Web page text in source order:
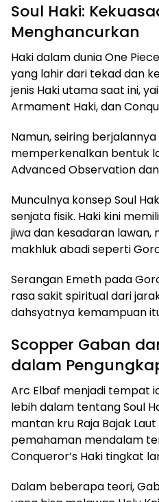
Soul Haki:
Menghancurkan
Haki dalam dunia One
yang lahir dari tekad dan
jenis Haki utama saat ini,
Armament Haki, dan
Namun, seiring
memperkenalkan bentuk
Advanced Observation
Munculnya konsep Soul
senjata fisik. Haki kini
jiwa dan kesadaran lawan,
makhluk abadi seperti
Serangan Emeth pada
rasa sakit spiritual dari
dahsyatnya kemampuan
Scopper Gaban
dalam
Arc Elbaf menjadi tempat
lebih dalam tentang Soul
mantan kru Raja Bajak
pemahaman mendalam
Conqueror’s Haki tingkat
Dalam beberapa teori,